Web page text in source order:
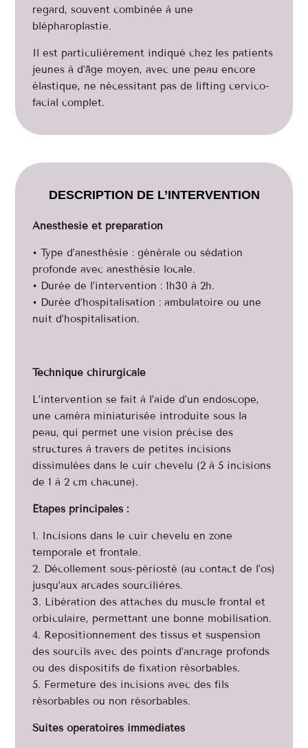
regard, souvent combinée à une
blépharoplastie.
Il est particulièrement indiqué chez les patients
jeunes à d’âge moyen, avec une peau encore
élastique, ne nécessitant pas de lifting cervico-
facial complet.
DESCRIPTION DE L’INTERVENTION
Anesthésie et préparation
• Type d’anesthésie : générale ou sédation
profonde avec anesthésie locale.
• Durée de l’intervention : 1h30 à 2h.
• Durée d’hospitalisation : ambulatoire ou une
nuit d’hospitalisation.
Technique chirurgicale
L’intervention se fait à l’aide d’un endoscope,
une caméra miniaturisée introduite sous la
peau, qui permet une vision précise des
structures à travers de petites incisions
dissimulées dans le cuir chevelu (2 à 5 incisions
de 1 à 2 cm chacune).
Étapes principales :
1. Incisions dans le cuir chevelu en zone
temporale et frontale.
2. Décollement sous-périosté (au contact de l’os)
jusqu’aux arcades sourcilières.
3. Libération des attaches du muscle frontal et
orbiculaire, permettant une bonne mobilisation.
4. Repositionnement des tissus et suspension
des sourcils avec des points d’ancrage profonds
ou des dispositifs de fixation résorbables.
5. Fermeture des incisions avec des fils
résorbables ou non résorbables.
Suites opératoires immédiates